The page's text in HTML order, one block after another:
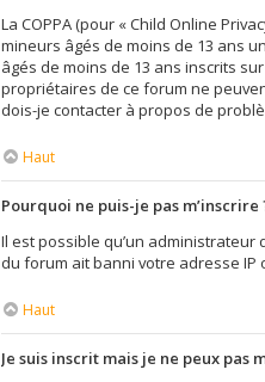
La COPPA (pour « Child Online
mineurs âgés de moins de 13 ans
âgés de moins de 13 ans inscrits
propriétaires de ce forum ne
dois-je contacter à propos de
Haut
Pourquoi ne puis-je pas m’inscrire
Il est possible qu’un administrateur
du forum ait banni votre adresse IP
Haut
Je suis inscrit mais je ne peux pas